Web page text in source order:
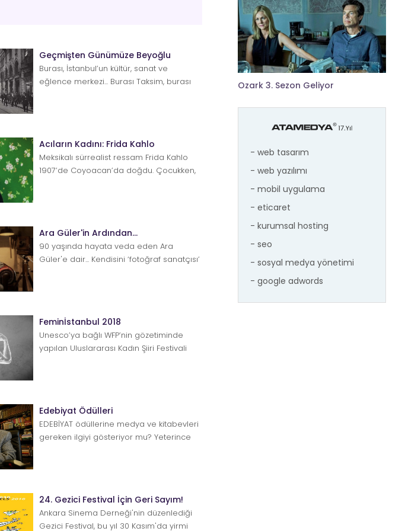
Geçmişten Günümüze Beyoğlu
Burası, İstanbul’un kültür, sanat ve
eğlence merkezi... Burası Taksim, burası
Acıların Kadını: Frida Kahlo
Meksikalı sürrealist ressam Frida Kahlo
1907’de Coyoacan’da doğdu. Çocukken,
Ara Güler'in Ardından...
90 yaşında hayata veda eden Ara
Güler'e dair... Kendisini ‘fotoğraf sanatçısı’
Feminİstanbul 2018
Unesco’ya bağlı WFP’nin gözetiminde
yapılan Uluslararası Kadın Şiiri Festivali
Edebiyat Ödülleri
EDEBİYAT ödüllerine medya ve kitabevleri
gereken ilgiyi gösteriyor mu? Yeterince
24. Gezici Festival İçin Geri Sayım!
Ankara Sinema Derneği'nin düzenlediği
Gezici Festival, bu yıl 30 Kasım'da yirmi
Ozark 3. Sezon Geliyor
- web tasarım
- web yazılımı
- mobil uygulama
- eticaret
- kurumsal hosting
- seo
- sosyal medya yönetimi
- google adwords